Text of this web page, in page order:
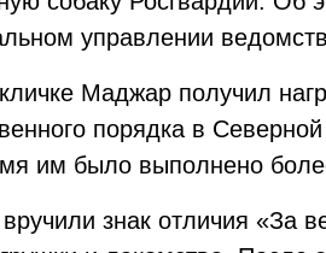
управлении
Маджар получил
порядка в
им было выполнено
знак отличия «За